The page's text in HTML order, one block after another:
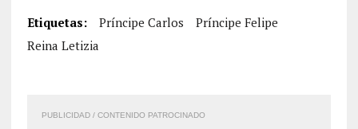
Etiquetas: Príncipe Carlos
Príncipe Felipe
Reina Letizia
PUBLICIDAD / CONTENIDO PATROCINADO